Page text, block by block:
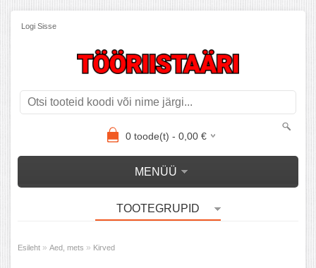
Logi Sisse
0toode(t) - 0,00€
MENÜÜ
TOOTEGRUPID
Esileht » Aed, mets » Kirved